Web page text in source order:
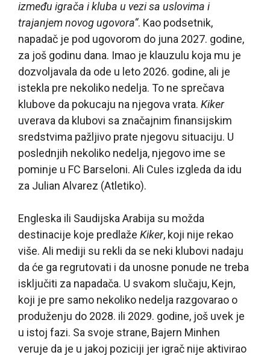
između igrača i kluba u vezi sa uslovima i
trajanjem novog ugovora“. Kao podsetnik,
napadač je pod ugovorom do juna 2027. godine,
za još godinu dana. Imao je klauzulu koja mu je
dozvoljavala da ode u leto 2026. godine, ali je
istekla pre nekoliko nedelja. To ne sprečava
klubove da pokucaju na njegova vrata. Kiker
uverava da klubovi sa značajnim finansijskim
sredstvima pažljivo prate njegovu situaciju. U
poslednjih nekoliko nedelja, njegovo ime se
pominje u FC Barseloni. Ali Cules izgleda da idu
za Julian Alvarez (Atletiko).
Engleska ili Saudijska Arabija su možda
destinacije koje predlaže Kiker, koji nije rekao
više. Ali mediji su rekli da se neki klubovi nadaju
da će ga regrutovati i da unosne ponude ne treba
isključiti za napadača. U svakom slučaju, Kejn,
koji je pre samo nekoliko nedelja razgovarao o
produženju do 2028. ili 2029. godine, još uvek je
u istoj fazi. Sa svoje strane, Bajern Minhen
veruje da je u jakoj poziciji jer igrač nije aktivirao